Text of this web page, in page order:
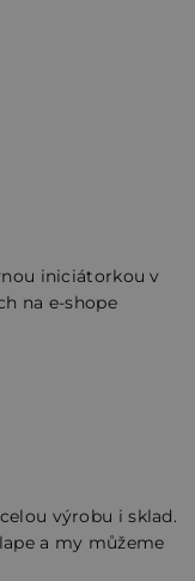
iniciátorkou v
na e-shope
výrobu i sklad.
a my můžeme